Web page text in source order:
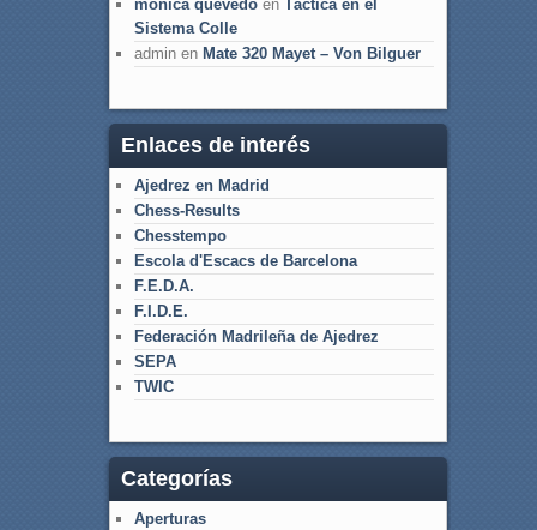
monica quevedoen Táctica en el
Sistema Colle
adminen Mate 320 Mayet – Von Bilguer
Enlaces de interés
Ajedrez en Madrid
Chess-Results
Chesstempo
Escola d'Escacs de Barcelona
F.E.D.A.
F.I.D.E.
Federación Madrileña de Ajedrez
SEPA
TWIC
Categorías
Aperturas